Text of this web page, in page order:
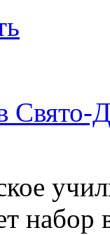
Свято-
набор